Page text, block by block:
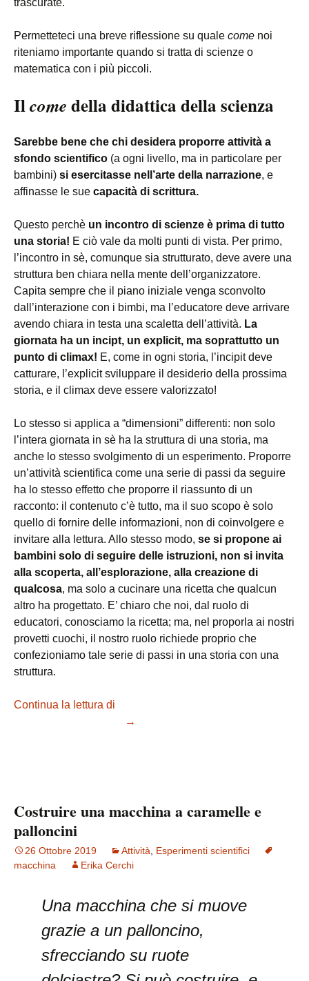
trascurate.
Permetteteci una breve riflessione su quale come noi
riteniamo importante quando si tratta di scienze o
matematica con i più piccoli.
Ilcome della didattica della scienza
Sarebbe bene che chi desidera proporre attività a
sfondo scientifico (a ogni livello, ma in particolare per
bambini) si esercitasse nell’arte della narrazione, e
affinasse le sue capacità di scrittura.
Questo perchè un incontro di scienze è prima di tutto
una storia! E ciò vale da molti punti di vista. Per primo,
l’incontro in sè, comunque sia strutturato, deve avere una
struttura ben chiara nella mente dell’organizzatore.
Capita sempre che il piano iniziale venga sconvolto
dall’interazione con i bimbi, ma l’educatore deve arrivare
avendo chiara in testa una scaletta dell’attività. La
giornata ha un incipt, un explicit, ma soprattutto un
punto di climax! E, come in ogni storia, l’incipit deve
catturare, l’explicit sviluppare il desiderio della prossima
storia, e il climax deve essere valorizzato!
Lo stesso si applica a “dimensioni” differenti: non solo
l’intera giornata in sè ha la struttura di una storia, ma
anche lo stesso svolgimento di un esperimento. Proporre
un’attività scientifica come una serie di passi da seguire
ha lo stesso effetto che proporre il riassunto di un
racconto: il contenuto c’è tutto, ma il suo scopo è solo
quello di fornire delle informazioni, non di coinvolgere e
invitare alla lettura. Allo stesso modo, se si propone ai
bambini solo di seguire delle istruzioni, non si invita
alla scoperta, all’esplorazione, alla creazione di
qualcosa, ma solo a cucinare una ricetta che qualcun
altro ha progettato. E’ chiaro che noi, dal ruolo di
educatori, conosciamo la ricetta; ma, nel proporla ai nostri
provetti cuochi, il nostro ruolo richiede proprio che
confezioniamo tale serie di passi in una storia con una
struttura.
Continua la lettura di
→
Costruire una macchina a caramelle e
palloncini
26 Ottobre 2019 Attività
Esperimenti scientifici
macchina
Erika Cerchi
Una macchina che si muove
grazie a un palloncino,
sfrecciando su ruote